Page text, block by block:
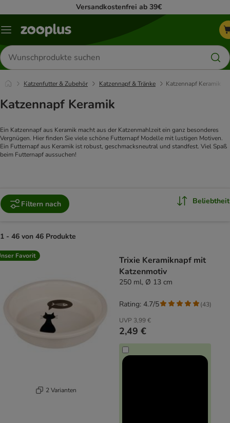
Versandkostenfrei ab 39€
Menü
Produkte
suchen
Katzenfutter & Zubehör Katzennapf & Tränke Katzennapf Keramik
Katzennapf Keramik
Ein Katzennapf aus Keramik macht aus der Katzenmahlzeit ein ganz besonderes
Vergnügen. Hier finden Sie viele schöne Futternapf Modelle mit lustigen Motiven.
Ein Futternapf aus Keramik ist robust, geschmacksneutral und standfest. Viel Spaß
beim Futternapf aussuchen!
Filtern nach Beliebtheit
1 - 46 von 46 Produkte
product items have been changed
Favorit
2 Varianten
Trixie Keramiknapf mit
Katzenmotiv
250 ml, Ø 13 cm
UVP 3,99 €
2,49 €
Rating: 4.7/5 (43)